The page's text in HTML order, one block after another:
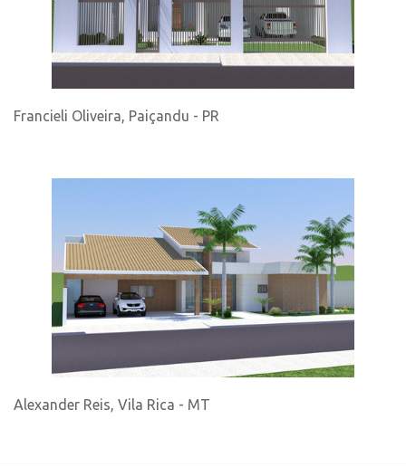
Francieli Oliveira, Paiçandu - PR
Alexander Reis, Vila Rica - MT